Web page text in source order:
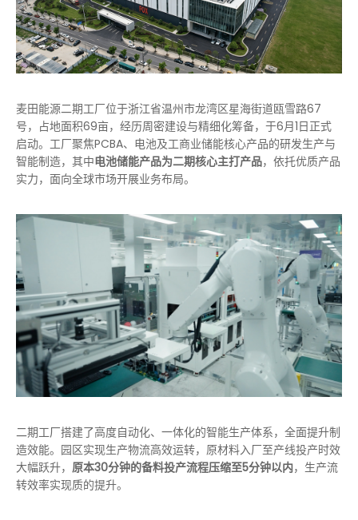
麦田能源二期工厂位于浙江省温州市龙湾区星海街道瓯雪路67
号，占地面积69亩，经历周密建设与精细化筹备，于6月1日正式
启动。工厂聚焦PCBA、电池及工商业储能核心产品的研发生产与
智能制造，其中电池储能产品为二期核心主打产品，依托优质产品
实力，面向全球市场开展业务布局。
二期工厂搭建了高度自动化、一体化的智能生产体系，全面提升制
造效能。园区实现生产物流高效运转，原材料入厂至产线投产时效
大幅跃升， 原本30分钟的备料投产流程压缩至5分钟以内，生产流
转效率实现质的提升。